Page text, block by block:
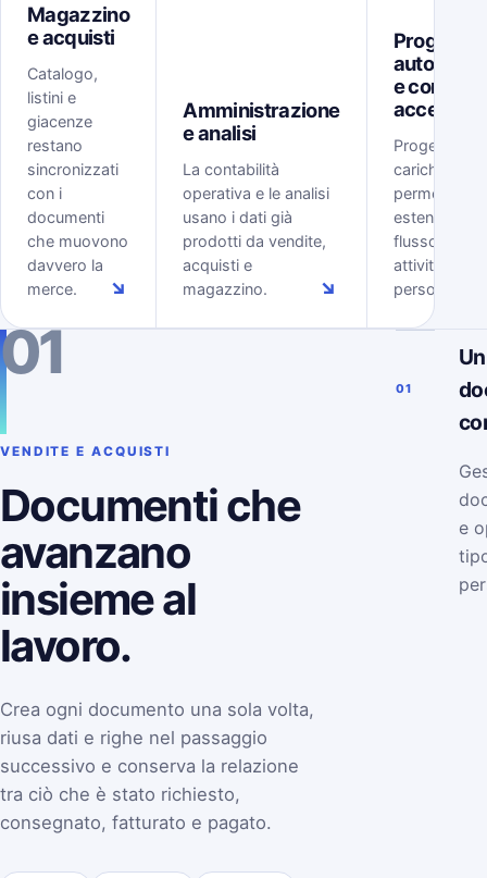
Magazzino
e acquisti
Catalogo,
listini e
giacenze
restano
sincronizzati
con i
documenti
che muovono
davvero la
merce.
↘
Amministrazione
e analisi
La contabilità
operativa e le analisi
usano i dati già
prodotti da vendite,
acquisti e
magazzino.
↘
Progetti,
e
accessi
Progetti,
carichi,
permessi
estendono il
flusso ERP
attività delle
persone.
01
VENDITE E ACQUISTI
Documenti che
avanzano
insieme al
lavoro.
Crea ogni documento una sola volta,
riusa dati e righe nel passaggio
successivo e conserva la relazione
tra ciò che è stato richiesto,
consegnato, fatturato e pagato.
01
e